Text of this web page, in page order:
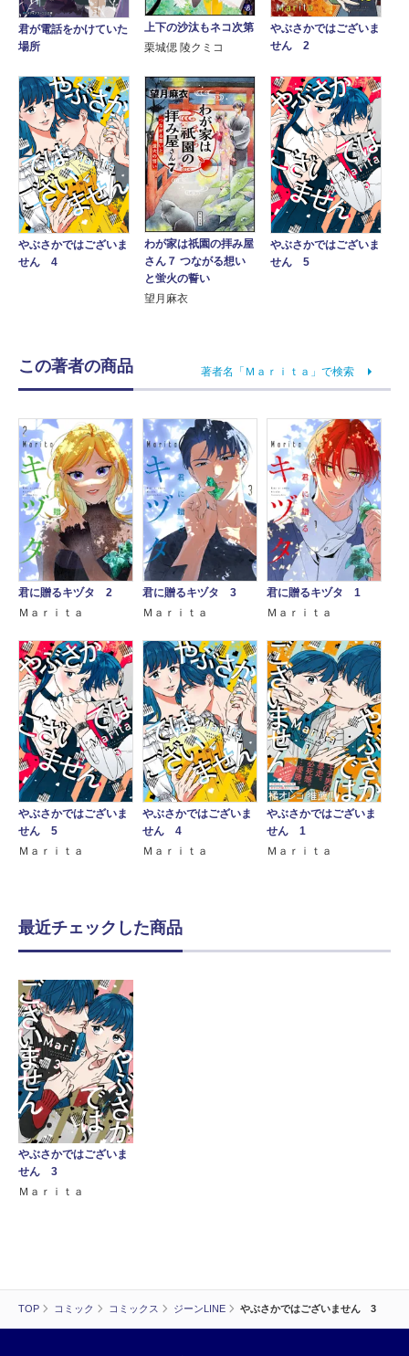
TOP コミック コミックス ジーンLINE やぶさかではございません 3
君が電話をかけていた
場所
上下の沙汰もネコ次第
栗城偲 陵クミコ
やぶさかではございま
せん 2
やぶさかではございま
せん 4
わが家は祇園の拝み屋
さん７ つながる想い
と蛍火の誓い
望月麻衣
やぶさかではございま
せん 5
この著者の商品 著者名「Ｍａｒｉｔａ」で検索
君に贈るキヅタ 2
Ｍａｒｉｔａ
君に贈るキヅタ 3
Ｍａｒｉｔａ
君に贈るキヅタ 1
Ｍａｒｉｔａ
やぶさかではございま
せん 5
Ｍａｒｉｔａ
やぶさかではございま
せん 4
Ｍａｒｉｔａ
やぶさかではございま
せん 1
Ｍａｒｉｔａ
最近チェックした商品
やぶさかではございま
せん 3
Ｍａｒｉｔａ